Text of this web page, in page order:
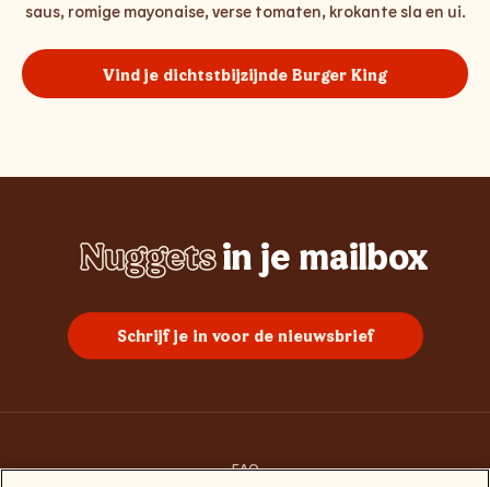
saus, romige mayonaise, verse tomaten, krokante sla en ui.
Vind je dichtstbijzijnde Burger King
Whopper
Nuggets
Frietjes
Burgers
Chicken
Sundae
in je mailbox
Schrijf je in voor de nieuwsbrief
FAQ